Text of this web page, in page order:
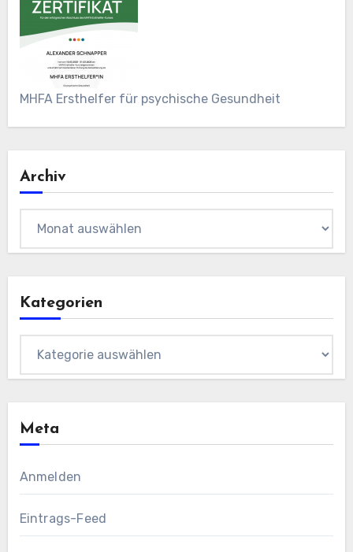
MHFA Ersthelfer für psychische Gesundheit
Archiv
Kategorien
Meta
Anmelden
Eintrags-Feed